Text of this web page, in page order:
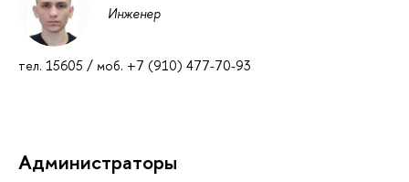
Инженер
тел. 15605 / моб. +7 (910) 477-70-93
Администраторы